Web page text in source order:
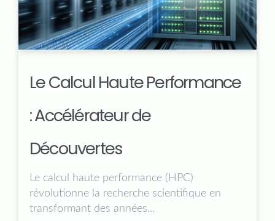
Le Calcul Haute Performance
: Accélérateur de
Découvertes
Le calcul haute performance (HPC)
révolutionne la recherche scientifique en
transformant des années...